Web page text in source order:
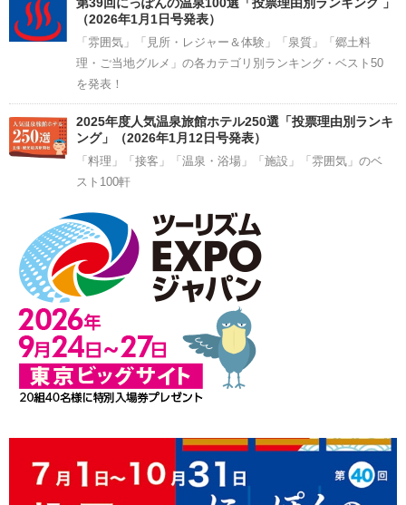
（2026年1月1日号発表）
「雰囲気」「見所・レジャー＆体験」「泉質」「郷土料
理・ご当地グルメ」の各カテゴリ別ランキング・ベスト50
を発表！
2025年度人気温泉旅館ホテル250選「投票理由別ランキ
ング」（2026年1月12日号発表）
「料理」「接客」「温泉・浴場」「施設」「雰囲気」のベ
スト100軒